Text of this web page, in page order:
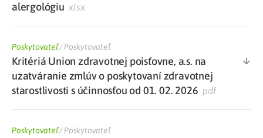
alergológiu xlsx
Poskytovateľ/Poskytovateľ
Kritériá Union zdravotnej poisťovne, a.s. na
uzatváranie zmlúv o poskytovaní zdravotnej
starostlivosti s účinnosťou od 01. 02. 2026 pdf
Poskytovateľ/Poskytovateľ